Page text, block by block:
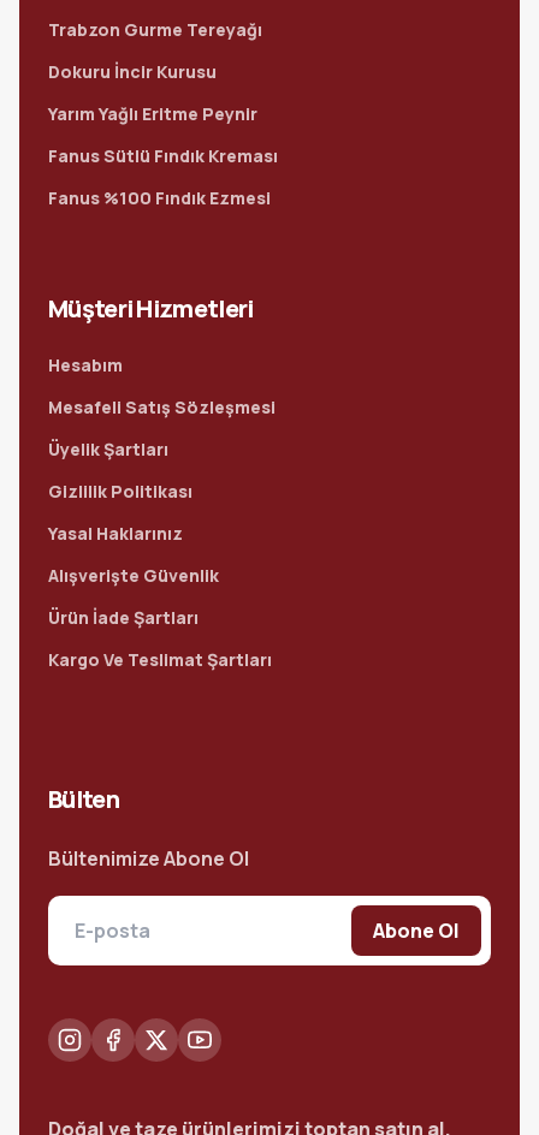
Trabzon Gurme Tereyağı
Dokuru İncir Kurusu
Yarım Yağlı Eritme Peynir
Fanus Sütlü Fındık Kreması
Fanus %100 Fındık Ezmesi
Müşteri Hizmetleri
Hesabım
Mesafeli Satış Sözleşmesi
Üyelik Şartları
Gizlilik Politikası
Yasal Haklarınız
Alışverişte Güvenlik
Ürün İade Şartları
Kargo Ve Teslimat Şartları
Bülten
Bültenimize Abone Ol
Abone Ol
Doğal ve taze ürünlerimizi toptan satın al.